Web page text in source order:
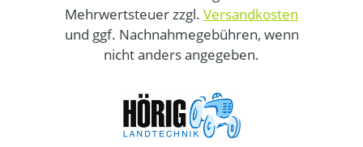
Mehrwertsteuer zzgl. Versandkosten
und ggf. Nachnahmegebühren, wenn
nicht anders angegeben.